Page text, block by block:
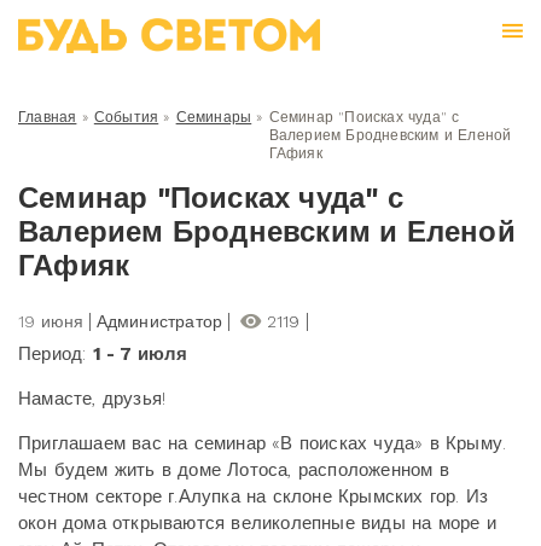
Главная » События » Семинары » Семинар "Поисках чуда" с
Валерием Бродневским и Еленой
ГАфияк
Семинар "Поисках чуда" с
Валерием Бродневским и Еленой
ГАфияк
19 июня Администратор 2119
Период: 1 - 7 июля
Намасте, друзья!
Приглашаем вас на семинар «В поисках чуда» в Крыму.
Мы будем жить в доме Лотоса, расположенном в
честном секторе г.Алупка на склоне Крымских гор. Из
окон дома открываются великолепные виды на море и